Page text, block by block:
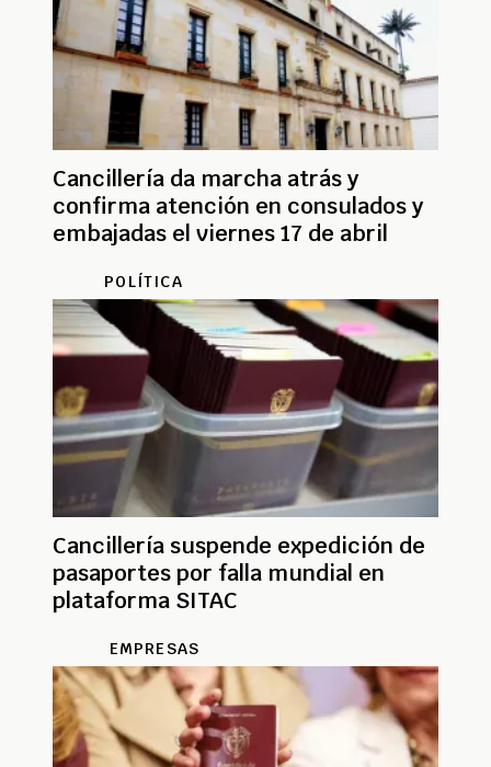
Cancillería da marcha atrás y
confirma atención en consulados y
embajadas el viernes 17 de abril
POLÍTICA
Cancillería suspende expedición de
pasaportes por falla mundial en
plataforma SITAC
EMPRESAS